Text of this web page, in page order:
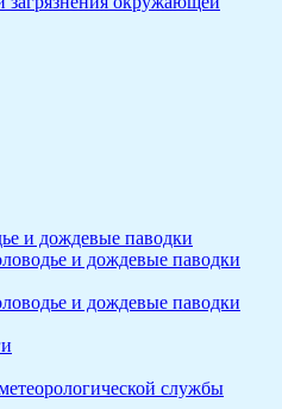
и дождевые паводки
и дождевые паводки
и дождевые паводки
службы